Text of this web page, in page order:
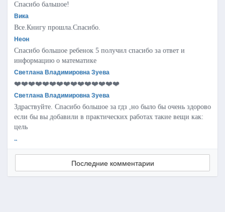
Спасибо бальшое!
Вика
Все.Книгу прошла.Спасибо.
Неон
Спасибо большое ребенок 5 получил спасибо за ответ и
информацию о математике
Светлана Владимировна Зуева
❤️❤️❤️❤️❤️❤️❤️❤️❤️❤️❤️❤️❤️❤️❤️
Светлана Владимировна Зуева
Здраствуйте. Спасибо большое за гдз ,но было бы очень здорово
если бы вы добавили в практических работах такие вещи как:
цель
..
Последние комментарии